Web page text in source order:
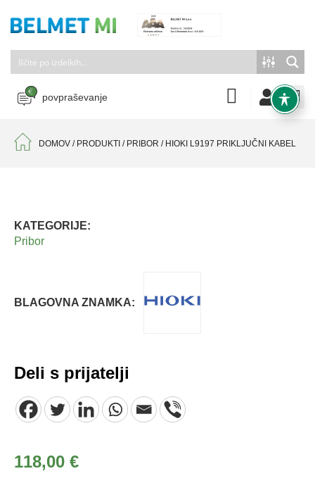
povpraševanje
DOMOV / PRODUKTI / PRIBOR / HIOKI L9197 PRIKLJUČNI KABEL
KATEGORIJE:
Pribor
BLAGOVNA ZNAMKA:
Deli s prijatelji
118,00 €